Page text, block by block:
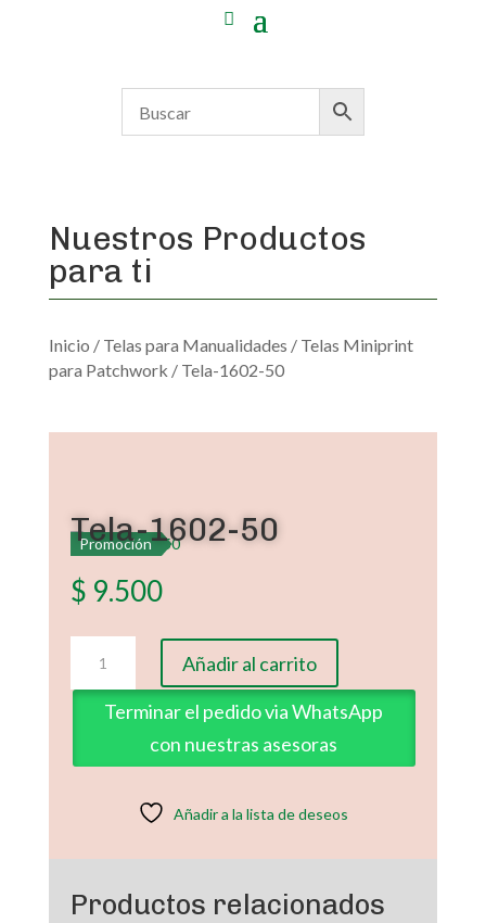
Nuestros Productos
para ti
Inicio / Telas para Manualidades / Telas Miniprint
para Patchwork / Tela-1602-50
Promoción
Tela-1602-50
$ 9.500
1602-
50
cantidad
Añadir al carrito
Terminar el pedido via WhatsApp
con nuestras asesoras
Añadir a la lista de deseos
Productos relacionados